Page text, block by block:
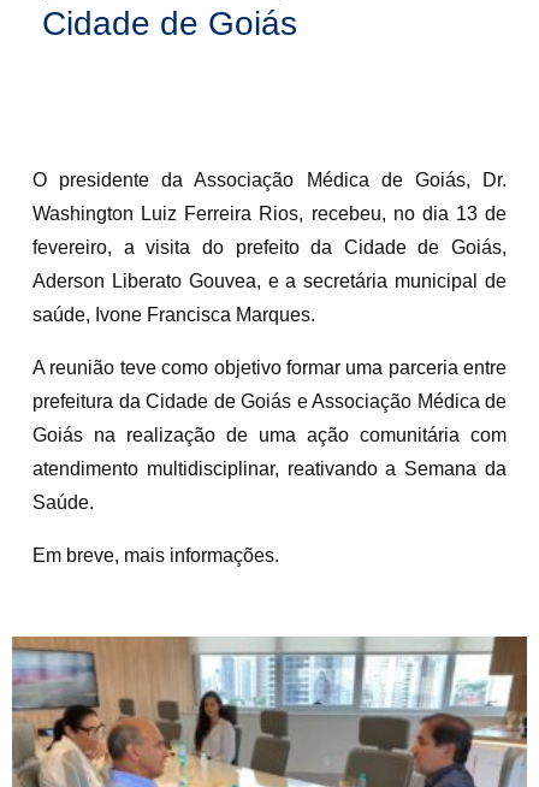
Cidade de Goiás
O presidente da Associação Médica de Goiás, Dr.
Washington Luiz Ferreira Rios, recebeu, no dia 13 de
fevereiro, a visita do prefeito da Cidade de Goiás,
Aderson Liberato Gouvea, e a secretária municipal de
saúde, Ivone Francisca Marques.
A reunião teve como objetivo formar uma parceria entre
prefeitura da Cidade de Goiás e Associação Médica de
Goiás na realização de uma ação comunitária com
atendimento multidisciplinar, reativando a Semana da
Saúde.
Em breve, mais informações.